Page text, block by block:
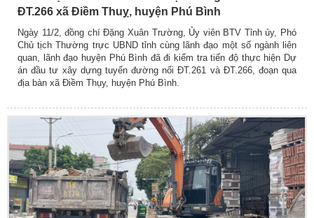
ĐT.266 xã Điềm Thuỵ, huyện Phú Bình
Ngày 11/2, đồng chí Đặng Xuân Trường, Ủy viên BTV Tỉnh ủy, Phó
Chủ tịch Thường trực UBND tỉnh cùng lãnh đạo một số ngành liên
quan, lãnh đạo huyện Phú Bình đã đi kiểm tra tiến độ thực hiện Dự
án đầu tư xây dựng tuyến đường nối ĐT.261 và ĐT.266, đoạn qua
địa bàn xã Điềm Thụy, huyện Phú Bình.